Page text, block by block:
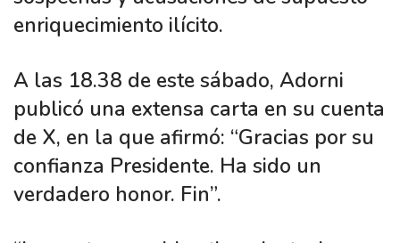
enriquecimiento ilícito.
A las 18.38 de este sábado, Adorni
publicó una extensa carta en su cuenta
de X, en la que afirmó: “Gracias por su
confianza Presidente. Ha sido un
verdadero honor. Fin”.